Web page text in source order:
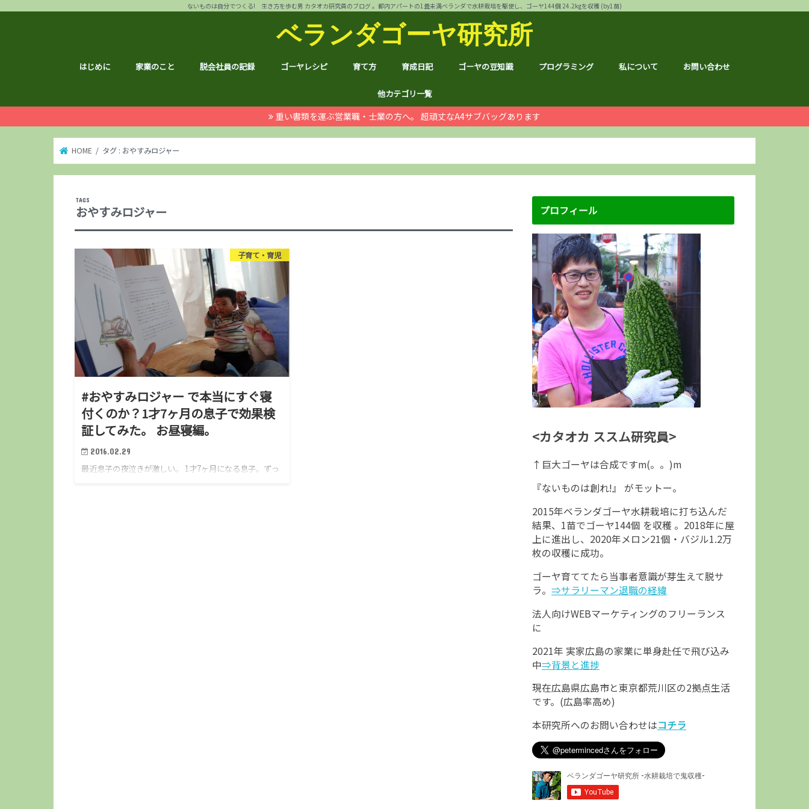
ないものは自分でつくる! 生き方を歩む男 カタオカ研究員のブログ 。都内アパートの1畳未満ベランダで水耕栽培を駆使し、ゴーヤ144個 24.2kgを収穫 (by1苗)
ベランダゴーヤ研究所
はじめに 家業のこと 脱会社員の記録 ゴーヤレシピ 育て方
自動給水装置
ハイポニカ水耕栽培とは
ノウハウ
育成日記
ほんわか
日常
月例報告
収支決算
ゴーヤの豆知識 プログラミング 私について お問い合わせ
他カテゴリ一覧
ゴジラ
空き家
PC・スマホ
シャープ
ドローン
ブログ運営 月次運営報告
ノウハウ
ブロフェス
ムダ知識 顔ハメ
お宝記事
サカナクション
ハンドメイド
マラソン 上野の森ハーフマラソン
荒川リバーサイドマラソン
久喜マラソン
体幹トレーニング
RX100
子育て
#地域ブログ 地元広島のこと
北区のこと
荒川区のこと
台東区のこと
茨城のこと
京都のこと
グルメ
株式投資・お金 個別銘柄分析
株主総会レポ
株主優待
雑貨屋ブルドッグ
仮想通貨
本多静六
お得な節約情報
ふるさと納税
重い書類を運ぶ営業職・士業の方へ。 超頑丈なA4サブバッグあります
HOME タグ : おやすみロジャー
おやすみロジャー
子育て・育児
#おやすみロジャー で本当にすぐ寝
付くのか？1才7ヶ月の息子で効果検
証してみた。 お昼寝編。
2016.02.29
最近息子の夜泣きが激しい。 1才7ヶ月になる息子。ずっ
プロフィール
<カタオカ ススム研究員>
↑巨大ゴーヤは合成ですm(。。)m
『ないものは創れ!』 がモットー。
2015年ベランダゴーヤ水耕栽培に打ち込んだ
結果、1苗でゴーヤ144個 を収穫 。2018年に屋
上に進出し、2020年メロン21個・バジル1.2万
枚の収穫に成功。
ゴーヤ育ててたら当事者意識が芽生えて脱サ
ラ。 ⇒サラリーマン退職の経緯
法人向けWEBマーケティングのフリーランス
に
2021年 実家広島の家業に単身赴任で飛び込み
中⇒背景と進捗
現在広島県広島市と東京都荒川区の2拠点生活
です。(広島率高め)
本研究所へのお問い合わせはコチラ